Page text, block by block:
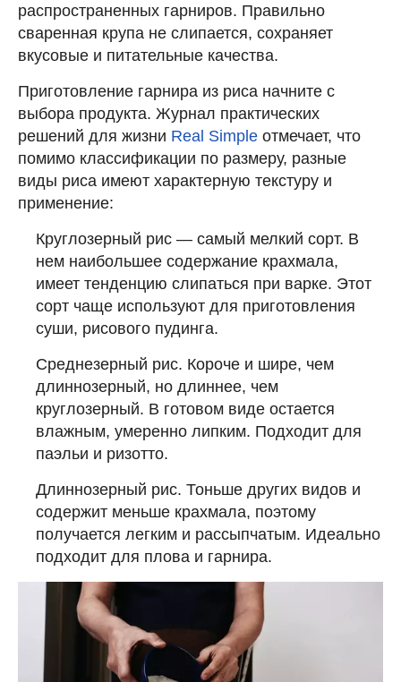
распространенных гарниров. Правильно
сваренная крупа не слипается, сохраняет
вкусовые и питательные качества.
Приготовление гарнира из риса начните с
выбора продукта. Журнал практических
решений для жизни Real Simple отмечает, что
помимо классификации по размеру, разные
виды риса имеют характерную текстуру и
применение:
Круглозерный рис — самый мелкий сорт. В
нем наибольшее содержание крахмала,
имеет тенденцию слипаться при варке. Этот
сорт чаще используют для приготовления
суши, рисового пудинга.
Среднезерный рис. Короче и шире, чем
длиннозерный, но длиннее, чем
круглозерный. В готовом виде остается
влажным, умеренно липким. Подходит для
паэльи и ризотто.
Длиннозерный рис. Тоньше других видов и
содержит меньше крахмала, поэтому
получается легким и рассыпчатым. Идеально
подходит для плова и гарнира.